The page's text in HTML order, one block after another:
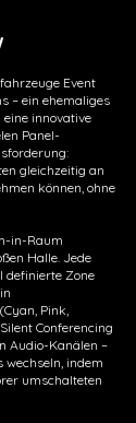
Event
– ein ehemaliges
innovative
Panel-
gleichzeitig an
können, ohne
in-Raum
Halle. Jede
definierte Zone
Pink,
Conferencing
Audio-Kanälen –
wechseln, indem
umschalteten